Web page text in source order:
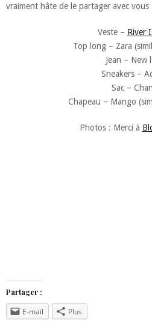
vraiment hâte de le partager avec vous
Veste – River
Top long – Zara
Jean – New
Sneakers –
Sac –
Chapeau – Mango
Photos : Merci à
Partager :
E-mail Plus